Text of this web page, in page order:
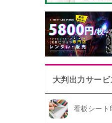
大判出力サービ
看板シート